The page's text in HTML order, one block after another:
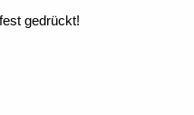
gedrückt!